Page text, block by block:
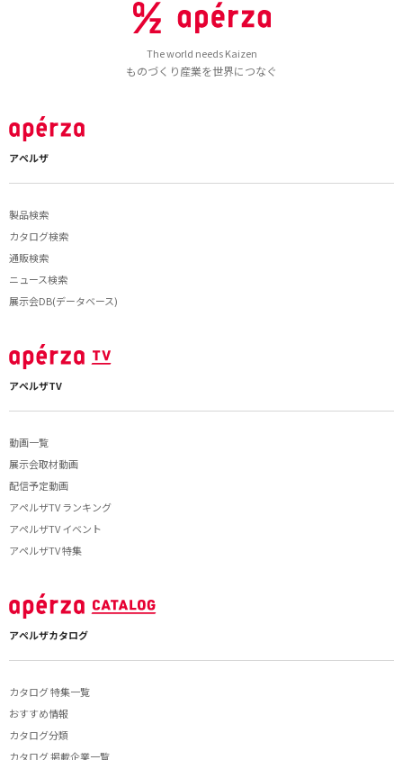
The world needs Kaizen
ものづくり産業を世界につなぐ
アペルザ
製品検索
カタログ検索
通販検索
ニュース検索
展示会DB(データベース)
アペルザTV
動画一覧
展示会取材動画
配信予定動画
アペルザTV ランキング
アペルザTV イベント
アペルザTV 特集
アペルザカタログ
カタログ 特集一覧
おすすめ情報
カタログ分類
カタログ 掲載企業一覧